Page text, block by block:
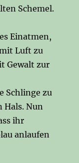
Schemel.
Einatmen,
Luft zu
Gewalt zur
Schlinge zu
Hals. Nun
ihr
anlaufen